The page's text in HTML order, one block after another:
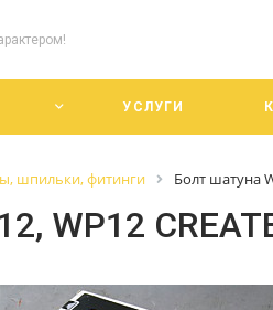
нашими специалистами и
условия его использования.
УСЛУГИ
шпильки, фитинги Болт шатуна
WP12